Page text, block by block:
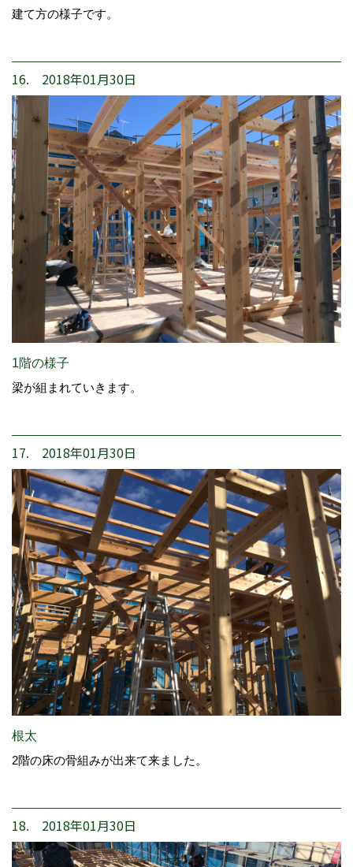
建て方の様子です。
16. 2018年01月30日
1階の様子
梁が組まれていきます。
17. 2018年01月30日
根太
2階の床の骨組みが出来て来ました。
18. 2018年01月30日